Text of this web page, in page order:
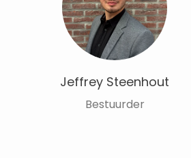
Jeffrey Steenhout
Bestuurder